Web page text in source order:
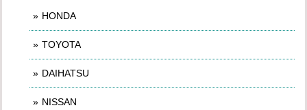
HONDA
TOYOTA
DAIHATSU
NISSAN